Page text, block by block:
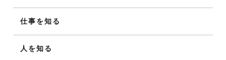
仕事を知る
人を知る